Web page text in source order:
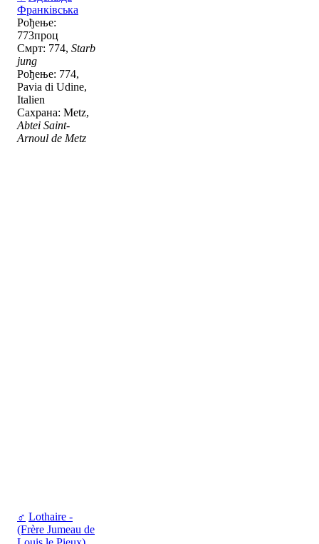
Франківська
Рођење:
773проц
Смрт: 774, Starb
jung
Рођење: 774,
Pavia di Udine,
Italien
Сахрана: Metz,
Abtei Saint-
Arnoul de Metz
♂ Lothaire -
(Frère Jumeau de